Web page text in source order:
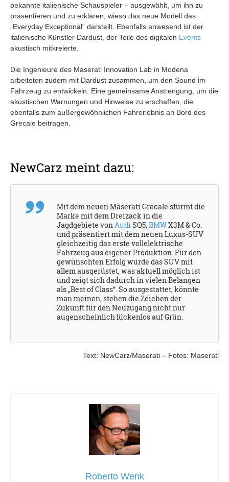
bekannte italienische Schauspieler – ausgewählt, um ihn zu
präsentieren und zu erklären, wieso das neue Modell das
„Everyday Exceptional“ darstellt. Ebenfalls anwesend ist der
italienische Künstler Dardust, der Teile des digitalen Events
akustisch mitkreierte.
Die Ingenieure des Maserati Innovation Lab in Modena
arbeiteten zudem mit Dardust zusammen, um den Sound im
Fahrzeug zu entwickeln. Eine gemeinsame Anstrengung, um die
akustischen Warnungen und Hinweise zu erschaffen, die
ebenfalls zum außergewöhnlichen Fahrerlebnis an Bord des
Grecale beitragen.
NewCarz meint dazu:
Mit dem neuen Maserati Grecale stürmt die
Marke mit dem Dreizack in die
Jagdgebiete von Audi SQ5,BMWX3M & Co.
und präsentiert mit dem neuen Luxus-SUV
gleichzeitig das erste vollelektrische
Fahrzeug aus eigener Produktion. Für den
gewünschten Erfolg wurde das SUV mit
allem ausgerüstet, was aktuell möglich ist
und zeigt sich dadurch in vielen Belangen
als „Best of Class“. So ausgestattet, könnte
man meinen, stehen die Zeichen der
Zukunft für den Neuzugang nicht nur
augenscheinlich lückenlos auf Grün.
Text: NewCarz/Maserati – Fotos: Maserati
Roberto Wenk